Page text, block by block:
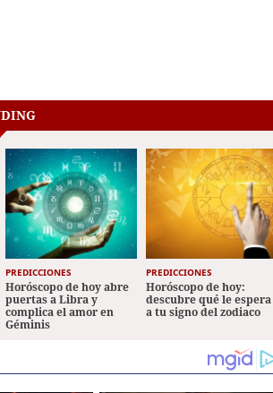
PREDICCIONES
Horóscopo de hoy abre
puertas a Libra y
complica el amor en
Géminis
PREDICCIONES
Horóscopo de hoy:
descubre qué le espera
a tu signo del zodiaco